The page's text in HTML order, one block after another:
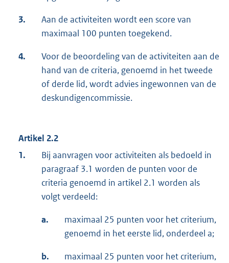
3.
Aan de activiteiten wordt een score van
maximaal 100 punten toegekend.
4.
Voor de beoordeling van de activiteiten aan de
hand van de criteria, genoemd in het tweede
of derde lid, wordt advies ingewonnen van de
deskundigencommissie.
Artikel 2.2
1.
Bij aanvragen voor activiteiten als bedoeld in
paragraaf 3.1 worden de punten voor de
criteria genoemd in artikel 2.1 worden als
volgt verdeeld:
a.
maximaal 25 punten voor het criterium,
genoemd in het eerste lid, onderdeel a;
b.
maximaal 25 punten voor het criterium,